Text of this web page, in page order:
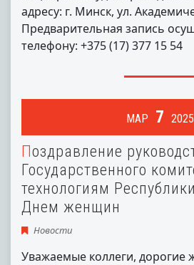
адресу: г. Минск, ул.
Предварительная запись
телефону: +375 (17) 377 15 54
МАР 7 2025
Поздравление руководства
Государственного
технологиям
Днем женщин
Новости
Уважаемые коллеги,